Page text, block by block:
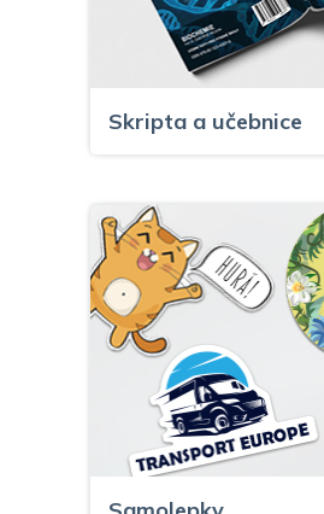
Skripta a učebnice